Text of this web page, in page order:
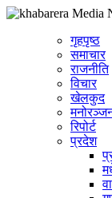
गृहपृष्ठ
समाचार
राजनीति
विचार
खेलकुद
रिपोर्ट
प्रदेश